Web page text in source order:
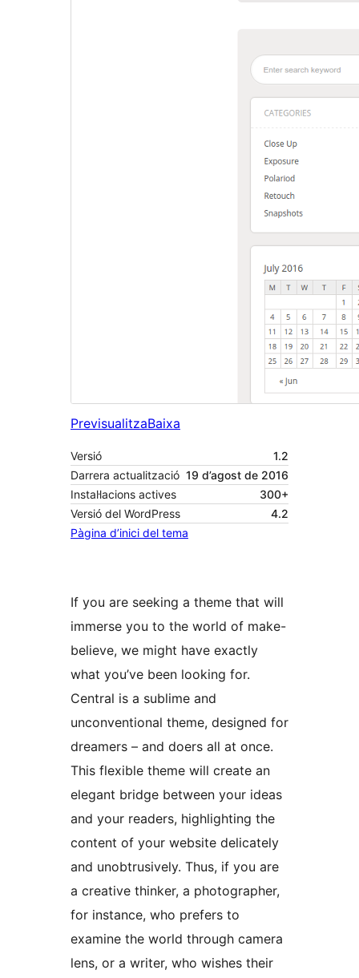
PrevisualitzaBaixa
Versió
1.2
Darrera actualització 19 d’agost de 2016
Instal·lacions actives
300+
Versió del WordPress
4.2
Pàgina d’inici del tema
If you are seeking a theme that will
immerse you to the world of make-
believe, we might have exactly
what you’ve been looking for.
Central is a sublime and
unconventional theme, designed for
dreamers – and doers all at once.
This flexible theme will create an
elegant bridge between your ideas
and your readers, highlighting the
content of your website delicately
and unobtrusively. Thus, if you are
a creative thinker, a photographer,
for instance, who prefers to
examine the world through camera
lens, or a writer, who wishes their